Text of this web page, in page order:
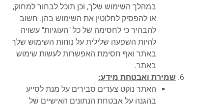
במהלך השימוש שלך, וכן תוכל לבחור למחוק,
או להפסיק לחלוטין את השימוש בהן. חשוב
להבהיר כי לחסימה של כל "העוגיות" עשויה
להיות השפעה שלילית על נוחות השימוש שלך
באתר ואף חסימת האפשרות לעשות שימוש
באתר.
שמירת ואבטחת מידע:
האתר נוקט צעדים סבירים על מנת לסייע
בהגנה על אבטחת הנתונים האישיים של